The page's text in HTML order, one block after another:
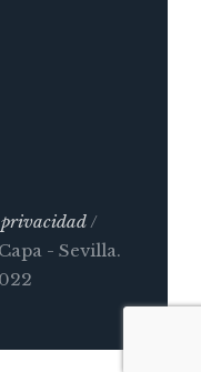
privacidad/
- Sevilla.